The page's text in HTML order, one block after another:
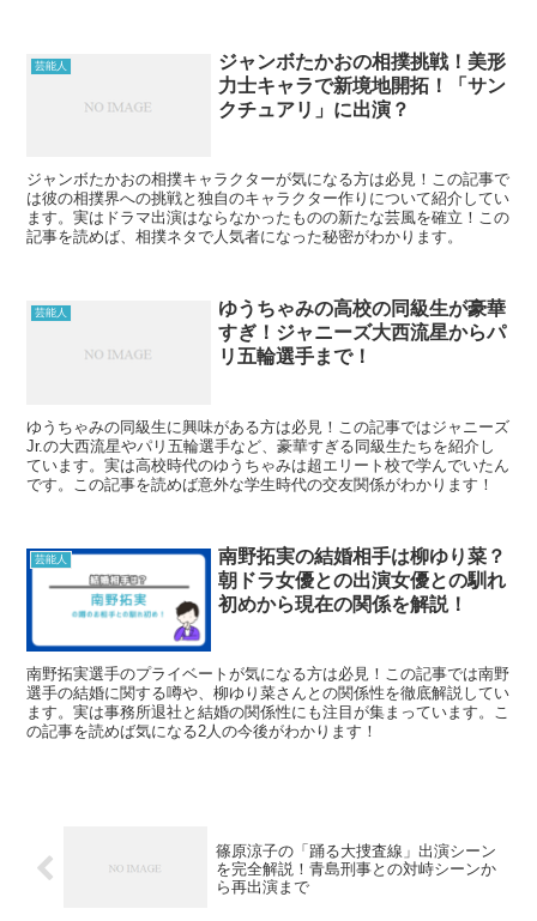
芸能人
ジャンボたかおの相撲挑戦！美形
力士キャラで新境地開拓！「サン
クチュアリ」に出演？
ジャンボたかおの相撲キャラクターが気になる方は必見！この記事で
は彼の相撲界への挑戦と独自のキャラクター作りについて紹介してい
ます。実はドラマ出演はならなかったものの新たな芸風を確立！この
記事を読めば、相撲ネタで人気者になった秘密がわかります。
芸能人
ゆうちゃみの高校の同級生が豪華
すぎ！ジャニーズ大西流星からパ
リ五輪選手まで！
ゆうちゃみの同級生に興味がある方は必見！この記事ではジャニーズ
Jr.の大西流星やパリ五輪選手など、豪華すぎる同級生たちを紹介し
ています。実は高校時代のゆうちゃみは超エリート校で学んでいたん
です。この記事を読めば意外な学生時代の交友関係がわかります！
芸能人
南野拓実の結婚相手は柳ゆり菜？
朝ドラ女優との出演女優との馴れ
初めから現在の関係を解説！
南野拓実選手のプライベートが気になる方は必見！この記事では南野
選手の結婚に関する噂や、柳ゆり菜さんとの関係性を徹底解説してい
ます。実は事務所退社と結婚の関係性にも注目が集まっています。こ
の記事を読めば気になる2人の今後がわかります！
篠原涼子の「踊る大捜査線」出演シーン
を完全解説！青島刑事との対峙シーンか
ら再出演まで